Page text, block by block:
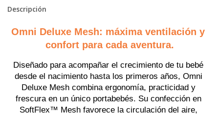
Descripción
Omni Deluxe Mesh: máxima ventilación y
confort para cada aventura.
Diseñado para acompañar el crecimiento de tu bebé
desde el nacimiento hasta los primeros años, Omni
Deluxe Mesh combina ergonomía, practicidad y
frescura en un único portabebés. Su confección en
SoftFlex™ Mesh favorece la circulación del aire,